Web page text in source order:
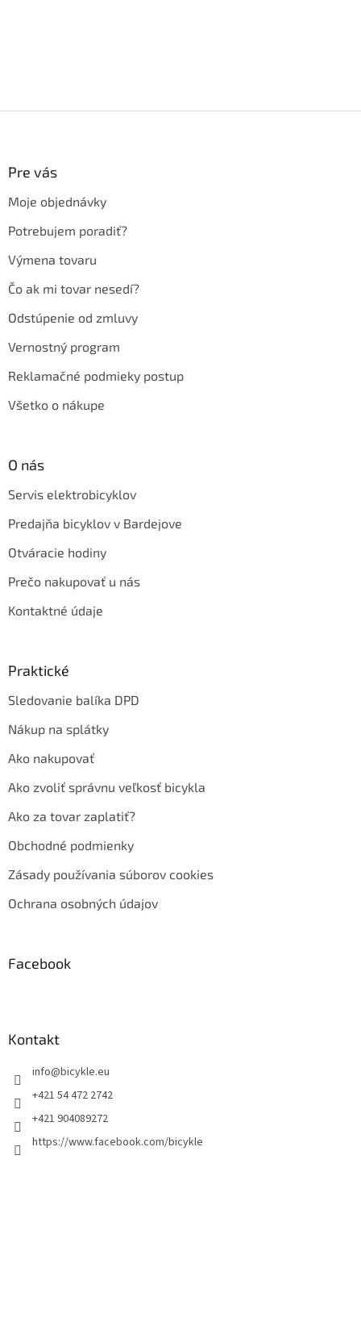
Pre vás
Moje objednávky
Potrebujem poradiť?
Výmena tovaru
Čo ak mi tovar nesedí?
Odstúpenie od zmluvy
Vernostný program
Reklamačné podmieky postup
Všetko o nákupe
O nás
Servis elektrobicyklov
Predajňa bicyklov v Bardejove
Otváracie hodiny
Prečo nakupovať u nás
Kontaktné údaje
Praktické
Sledovanie balíka DPD
Nákup na splátky
Ako nakupovať
Ako zvoliť správnu veľkosť bicykla
Ako za tovar zaplatiť?
Obchodné podmienky
Zásady používania súborov cookies
Ochrana osobných údajov
Facebook
Kontakt
info@bicykle.eu
+421 54 472 2742
+421 904089272
https://www.facebook.com/bicykle